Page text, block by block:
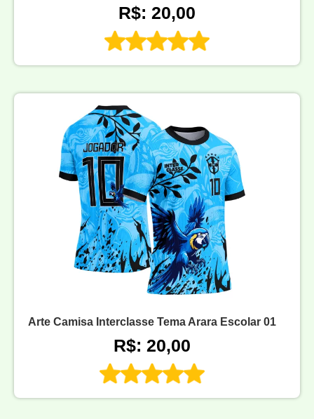
R$: 20,00
Arte Camisa Interclasse Tema Arara Escolar 01
R$: 20,00